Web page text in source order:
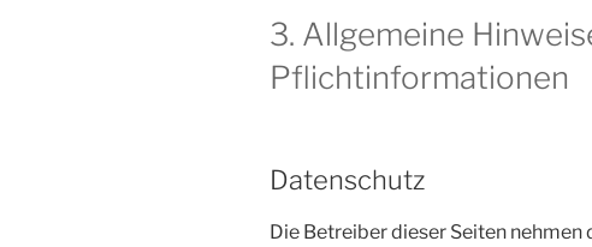
3. Allgemeine
Pflichtinformationen
Datenschutz
Die Betreiber dieser Seiten